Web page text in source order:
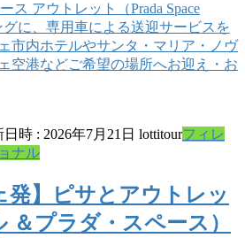
ス アウトレット（Prada Space
に、専用車による送迎サービスを
市内ホテルやサンタ・マリア・ノヴ
空港などご希望の場所へお迎え・お
日時 : 2026年7月21日 lottitourフィレ
ナル
発】ピサとアウトレッ
＆プラダ・スペース）